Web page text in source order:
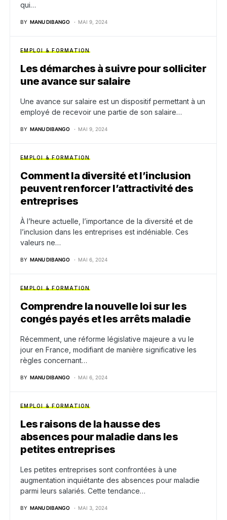
qui…
BY MANU DIBANGO MAI 9, 2024
EMPLOI & FORMATION
Les démarches à suivre pour solliciter
une avance sur salaire
Une avance sur salaire est un dispositif permettant à un
employé de recevoir une partie de son salaire…
BY MANU DIBANGO MAI 9, 2024
EMPLOI & FORMATION
Comment la diversité et l’inclusion
peuvent renforcer l’attractivité des
entreprises
À l’heure actuelle, l’importance de la diversité et de
l’inclusion dans les entreprises est indéniable. Ces
valeurs ne…
BY MANU DIBANGO MAI 6, 2024
EMPLOI & FORMATION
Comprendre la nouvelle loi sur les
congés payés et les arrêts maladie
Récemment, une réforme législative majeure a vu le
jour en France, modifiant de manière significative les
règles concernant…
BY MANU DIBANGO MAI 6, 2024
EMPLOI & FORMATION
Les raisons de la hausse des
absences pour maladie dans les
petites entreprises
Les petites entreprises sont confrontées à une
augmentation inquiétante des absences pour maladie
parmi leurs salariés. Cette tendance…
BY MANU DIBANGO MAI 3, 2024